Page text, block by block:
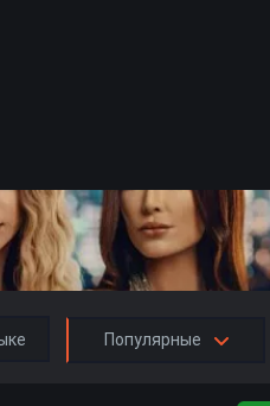
Популярные